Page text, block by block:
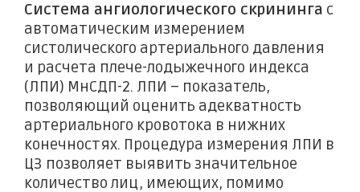
Система ангиологического скрининга с
автоматическим измерением
систолического артериального давления
и расчета плече-лодыжечного индекса
(ЛПИ) МнСДП-2. ЛПИ – показатель,
позволяющий оценить адекватность
артериального кровотока в нижних
конечностях. Процедура измерения ЛПИ в
ЦЗ позволяет выявить значительное
количество лиц, имеющих, помимо